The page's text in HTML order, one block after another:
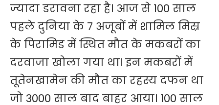
ज्यादा डरावना रहा है। आज से 100 साल
पहले दुनिया के 7 अजूबों में शामिल मिस्र
के पिरामिड में स्थित मौत के मकबरों का
दरवाजा खोला गया था। इन मकबरों में
तूतेनखामेन की मौत का रहस्य दफन था
जो 3000 साल बाद बाहर आया। 100 साल